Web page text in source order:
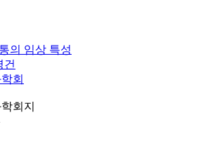
의 임상 특성
건
회
회지